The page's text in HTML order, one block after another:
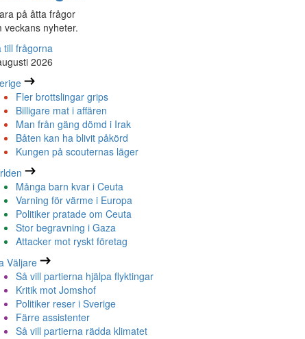
på åtta frågor
veckans nyheter.
till frågorna
2026
Fler brottslingar grips
Billigare mat i affären
Man från gäng dömd i Irak
Båten kan ha blivit påkörd
Kungen på scouternas läger
Många barn kvar i Ceuta
Varning för värme i Europa
Politiker pratade om Ceuta
Stor begravning i Gaza
Attacker mot ryskt företag
Väljare
Så vill partierna hjälpa flyktingar
Kritik mot Jomshof
Politiker reser i Sverige
Färre assistenter
Så vill partierna rädda klimatet